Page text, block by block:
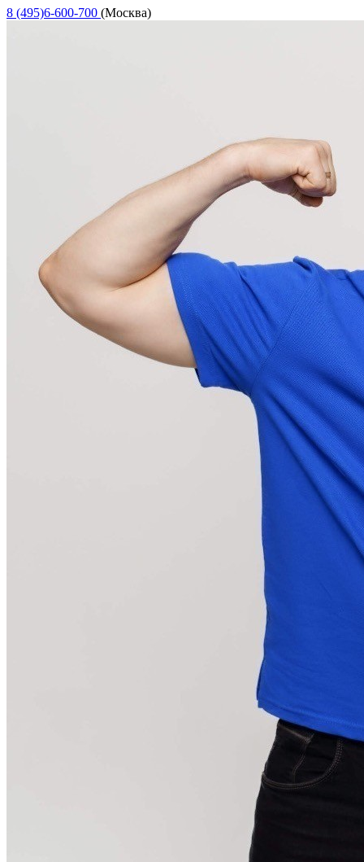
8 (495)6-600-700 (Москва)